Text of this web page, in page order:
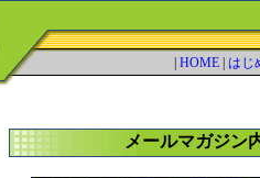
HOME| はじ
メールマガジン